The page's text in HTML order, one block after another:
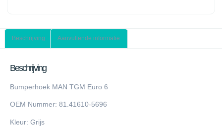
Beschrijving Aanvullende informatie
Beschrijving
Bumperhoek MAN TGM Euro 6
OEM Nummer: 81.41610-5696
Kleur: Grijs